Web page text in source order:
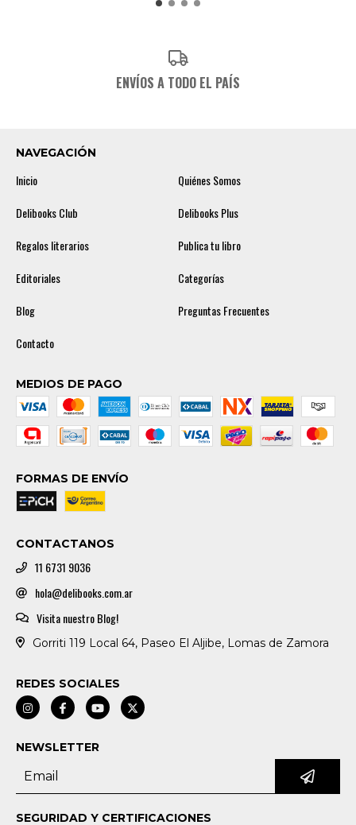
ENVÍOS A TODO EL PAÍS
NAVEGACIÓN
Inicio
Quiénes Somos
Delibooks Club
Delibooks Plus
Regalos literarios
Publica tu libro
Editoriales
Categorías
Blog
Preguntas Frecuentes
Contacto
MEDIOS DE PAGO
FORMAS DE ENVÍO
CONTACTANOS
11 6731 9036
hola@delibooks.com.ar
Visita nuestro Blog!
Gorriti 119 Local 64, Paseo El Aljibe, Lomas de Zamora
REDES SOCIALES
NEWSLETTER
SEGURIDAD Y CERTIFICACIONES